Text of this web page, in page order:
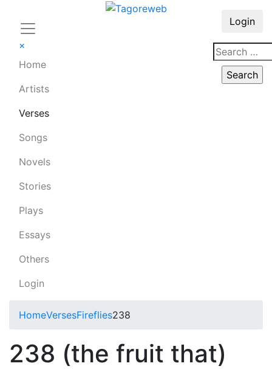
×
Home
Artists
Verses
Songs
Novels
Stories
Plays
Essays
Others
Login
Login
HomeVersesFireflies238
238 (the fruit that)